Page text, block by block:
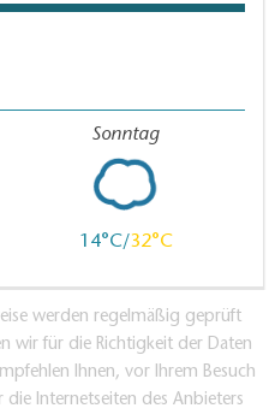
Sonntag
14 32
werden regelmäßig geprüft
wir für die Richtigkeit der Daten
Ihnen, vor Ihrem Besuch
Internetseiten des Anbieters